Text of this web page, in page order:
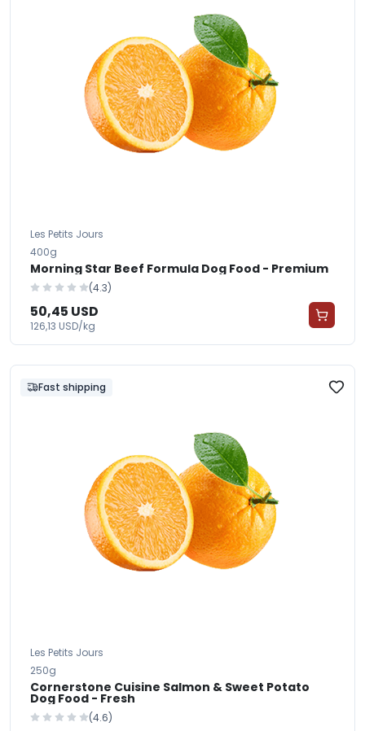
Les Petits Jours
400g
Morning Star Beef Formula Dog Food - Premium
(4.3)
50,45 USD
126,13 USD/kg
Fast shipping
Les Petits Jours
250g
Cornerstone Cuisine Salmon & Sweet Potato
Dog Food - Fresh
(4.6)